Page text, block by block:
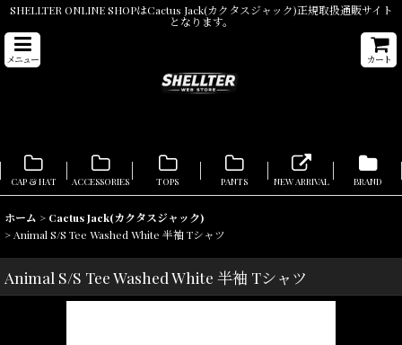
SHELLTER ONLINE SHOPはCactus Jack(カクタスジャック)正規取扱通販サイト
となります。
メニュー カート
CAP & HAT ACCESSORIES TOPS PANTS NEW ARRIVAL BRAND
ホーム > Cactus Jack(カクタスジャック)
> Animal S/S Tee Washed White 半袖 Tシャツ
Animal S/S Tee Washed White 半袖 Tシャツ